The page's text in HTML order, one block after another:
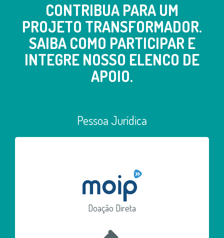
CONTRIBUA PARA UM
PROJETO TRANSFORMADOR.
SAIBA COMO PARTICIPAR E
INTEGRE NOSSO ELENCO DE
APOIO.
Pessoa Jurídica
Doação Direta